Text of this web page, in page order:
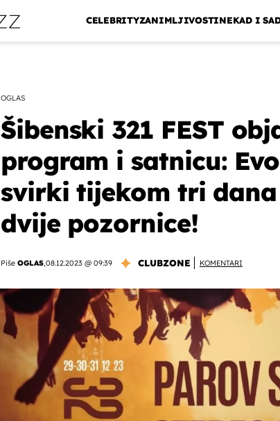
CELEBRITYZANIMLJIVOSTINEKAD I
OGLAS
Šibenski 321 FEST
program i satnicu:
svirki tijekom tri
dvije pozornice!
Piše OGLAS,08.12.2023 @ 09:39 CLUBZONE KOMENTARI